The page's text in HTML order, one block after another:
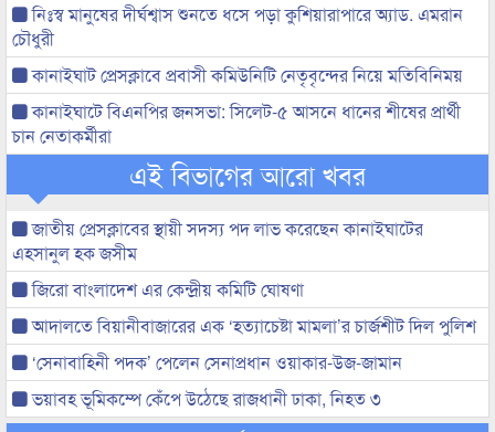
নিঃস্ব মানুষের দীর্ঘশ্বাস শুনতে ধসে পড়া কুশিয়ারাপারে অ্যাড. এমরান
চৌধুরী
কানাইঘাট প্রেসক্লাবে প্রবাসী কমিউনিটি নেতৃবৃন্দের নিয়ে মতিবিনিময়
কানাইঘাটে বিএনপির জনসভা: সিলেট-৫ আসনে ধানের শীষের প্রার্থী
চান নেতাকর্মীরা
এই বিভাগের আরো খবর
জাতীয় প্রেসক্লাবের স্থায়ী সদস্য পদ লাভ করেছেন কানাইঘাটের
এহসানুল হক জসীম
জিরো বাংলাদেশ এর কেন্দ্রীয় কমিটি ঘোষণা
আদালতে বিয়ানীবাজারের এক ‘হত্যাচেষ্টা মামলা’র চার্জশীট দিল পুলিশ
‘সেনাবাহিনী পদক’ পেলেন সেনাপ্রধান ওয়াকার-উজ-জামান
ভয়াবহ ভূমিকম্পে কেঁপে উঠেছে রাজধানী ঢাকা, নিহত ৩